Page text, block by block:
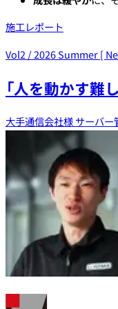
施工レポート
Vol2 / 2026 Summer [
「人を動かす難し
大手通信会社様 サーバー